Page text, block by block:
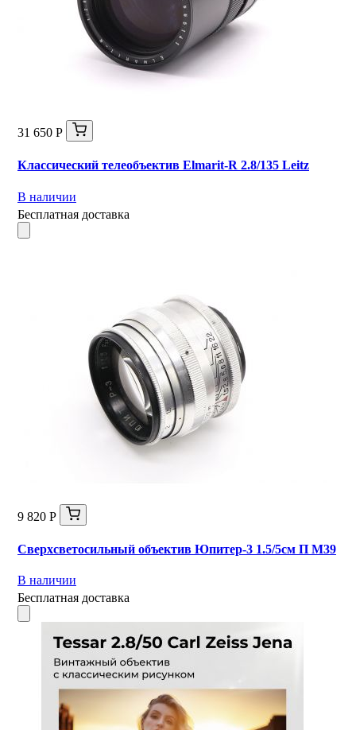
31 650 Р
Классический телеобъектив Elmarit-R 2.8/135 Leitz
В наличии
Бесплатная доставка
9 820 Р
Сверхсветосильный объектив Юпитер-3 1.5/5см П М39
В наличии
Бесплатная доставка